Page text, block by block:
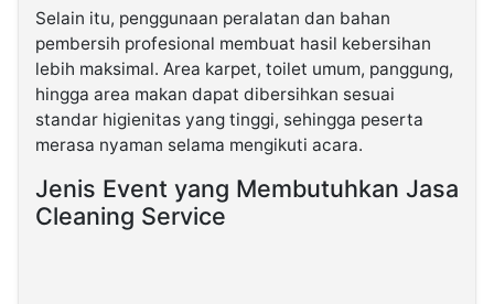
Selain itu, penggunaan peralatan dan bahan
pembersih profesional membuat hasil kebersihan
lebih maksimal. Area karpet, toilet umum, panggung,
hingga area makan dapat dibersihkan sesuai
standar higienitas yang tinggi, sehingga peserta
merasa nyaman selama mengikuti acara.
Jenis Event yang Membutuhkan Jasa
Cleaning Service